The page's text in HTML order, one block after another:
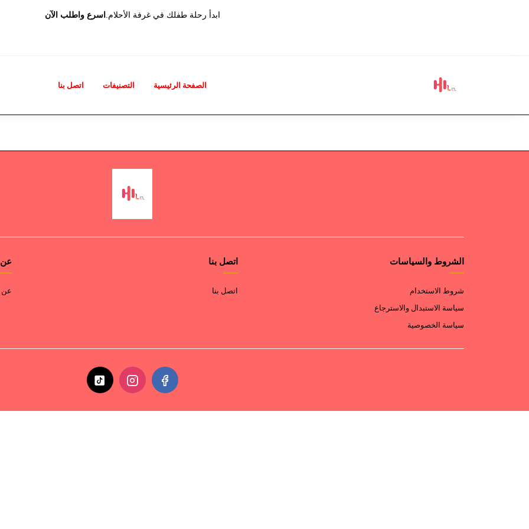
ابدأ رحلة طفلك في غرفة الأحلام. اسرع واطلب الآن
الصفحة الرئيسية التصنيفات اتصل بنا
الشروط والسياسات
شروط الاستخدام
سياسة الاستبدال والاسترجاع
سياسة الخصوصية
اتصل بنا
اتصل بنا
عن
عن